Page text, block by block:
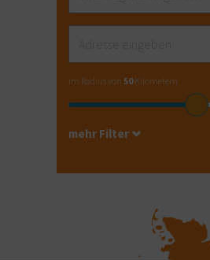
im Radius von 50Kilometern
mehr Filter